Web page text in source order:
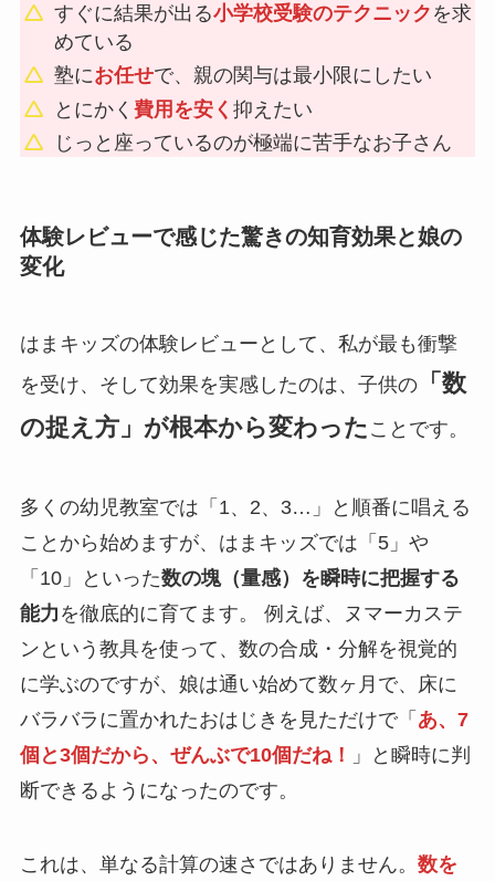
すぐに結果が出る小学校受験のテクニック を求
めている
塾にお任せで、親の関与は最小限にしたい
とにかく費用を安く抑えたい
じっと座っているのが極端に苦手なお子さん
体験レビューで感じた驚きの知育効果と娘の
変化
はまキッズの体験レビューとして、私が最も衝撃
を受け、そして効果を実感したのは、子供の「数
の捉え方」が根本から変わった ことです。
多くの幼児教室では「1、2、3…」と順番に唱える
ことから始めますが、はまキッズでは「5」や
「10」といった数の塊（量感）を瞬時に把握する
能力 を徹底的に育てます。 例えば、ヌマーカステ
ンという教具を使って、数の合成・分解を視覚的
に学ぶのですが、娘は通い始めて数ヶ月で、床に
バラバラに置かれたおはじきを見ただけで「 あ、7
個と3個だから、ぜんぶで10個だね！
」と瞬時に判
断できるようになったのです。
これは、単なる計算の速さではありません。 数を